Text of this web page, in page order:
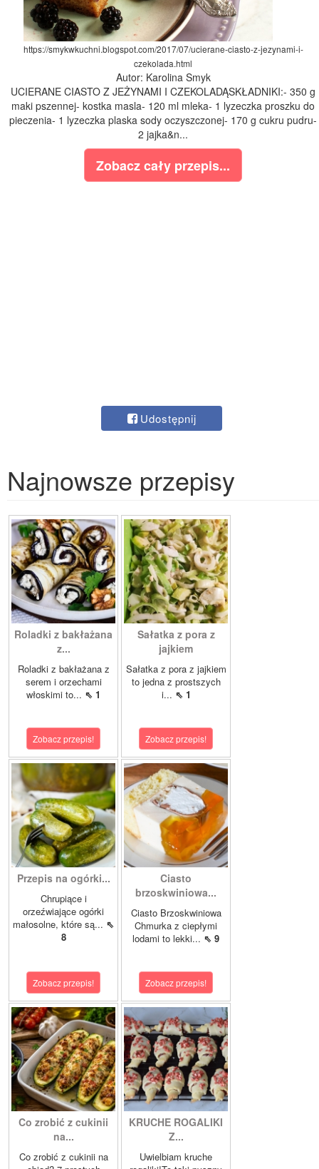
https://smykwkuchni.blogspot.com/2017/07/ucierane-ciasto-z-jezynami-i-
czekolada.html
Autor: Karolina Smyk
UCIERANE CIASTO Z JEŻYNAMI I CZEKOLADĄSKŁADNIKI:- 350 g
maki pszennej- kostka masla- 120 ml mleka- 1 lyzeczka proszku do
pieczenia- 1 lyzeczka plaska sody oczyszczonej- 170 g cukru pudru-
2 jajka&n...
Zobacz cały przepis...
Udostępnij
Najnowsze przepisy
Roladki z bakłażana
z...
Roladki z bakłażana z
serem i orzechami
włoskimi to... ⇖ 1
Zobacz przepis!
Sałatka z pora z
jajkiem
Sałatka z pora z jajkiem
to jedna z prostszych
i... ⇖ 1
Zobacz przepis!
Przepis na ogórki...
Chrupiące i
orzeźwiające ogórki
małosolne, które są... ⇖
8
Zobacz przepis!
Ciasto
brzoskwiniowa...
Ciasto Brzoskwiniowa
Chmurka z ciepłymi
lodami to lekki... ⇖ 9
Zobacz przepis!
Co zrobić z cukinii
na...
Co zrobić z cukinii na
KRUCHE ROGALIKI
Z...
Uwielbiam kruche